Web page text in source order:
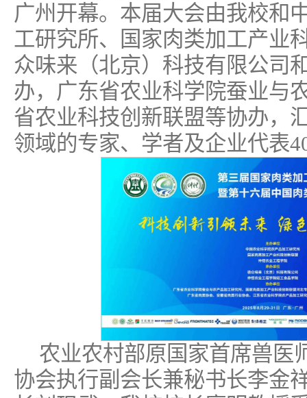
广州开幕。本届大会由我校和
工研究所、国家肉类加工产业
众味来（北京）科技有限公司
办，广东省农业科学院蚕业与
省农业科技创新联盟等协办，
领域的专家、学者及企业代表
农业农村部原国家首席兽医
协会执行副会长兼秘书长李金